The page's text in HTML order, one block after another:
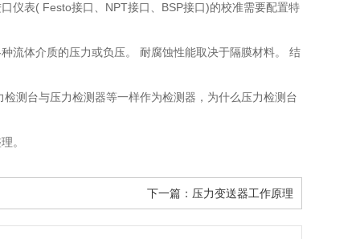
仪表( Festo接口、NPT接口、BSP接口)的校准需要配置特
流体介质的压力或负压。 耐腐蚀性能取决于隔膜材料。 结
测台与压力检测器等一样作为检测器，为什么压力检测台
。
下一篇： 压力变送器工作原理